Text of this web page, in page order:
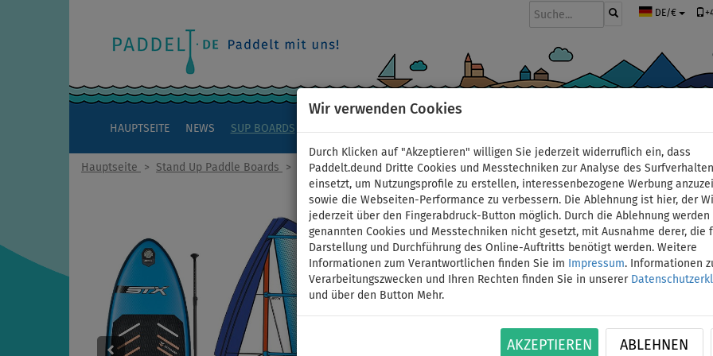
Wir verwenden Cookies
Durch Klicken auf "Akzeptieren" willigen Sie jederzeit widerruflich ein, dass
Paddelt.deund Dritte Cookies und Messtechniken zur Analyse des
einsetzt, um Nutzungsprofile zu erstellen, interessenbezogene Werbung
sowie die Webseiten-Performance zu verbessern. Die Ablehnung ist hier, der
jederzeit über den Fingerabdruck-Button möglich. Durch die Ablehnung werden
genannten Cookies und Messtechniken nicht gesetzt, mit Ausnahme derer, die
Darstellung und Durchführung des Online-Auftritts benötigt werden. Weitere
Informationen zum Verantwortlichen finden Sie im
Impressum. Informationen
Verarbeitungszwecken und Ihren Rechten finden Sie in unserer
und über den Button Mehr.
AKZEPTIEREN ABLEHNEN
DE/€
HAUPTSEITE NEWS SUP BOARDS
Hauptseite > Stand Up Paddle Boards > WindSUP - Windsurfing
STX iWindsurf WS 250
- aufblasbares
Aufblasbares Windsurfboard STX WS 250 mit
Mast und 6-teiligem Gabelbaum – kein